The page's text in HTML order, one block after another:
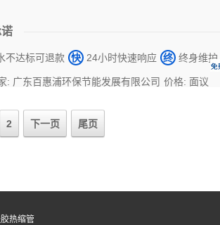
不达标可退款 快 24小时快速响应 终 终身维护
: 广东百惠浦环保节能发展有限公司 价格: 面议
2 下一页 尾页
热缩管